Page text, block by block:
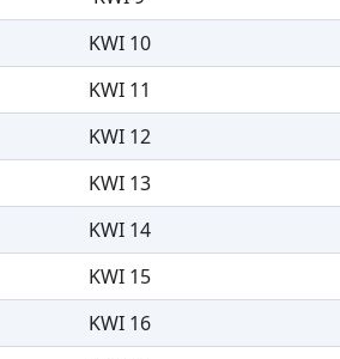
KWI 10
KWI 11
KWI 12
KWI 13
KWI 14
KWI 15
KWI 16